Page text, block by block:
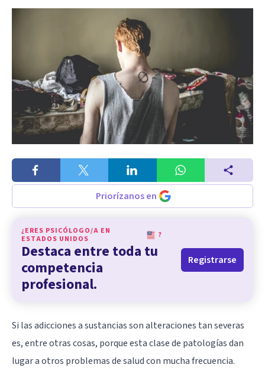
Priorízanos en
¿ERES PSICÓLOGO/A EN
ESTADOS UNIDOS
?
Destaca entre toda tu
competencia
profesional.
Registrarse
Si las adicciones a sustancias son alteraciones tan severas
es, entre otras cosas, porque esta clase de patologías dan
lugar a otros problemas de salud con mucha frecuencia.